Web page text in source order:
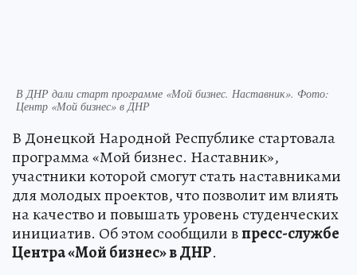
В ДНР дали старт программе «Мой бизнес. Наставник». Фото:
Центр «Мой бизнес» в ДНР
В Донецкой Народной Республике стартовала
программа «Мой бизнес. Наставник»,
участники которой смогут стать наставниками
для молодых проектов, что позволит им влиять
на качество и повышать уровень студенческих
инициатив. Об этом сообщили впресс-службе
Центра «Мой бизнес» в ДНР.